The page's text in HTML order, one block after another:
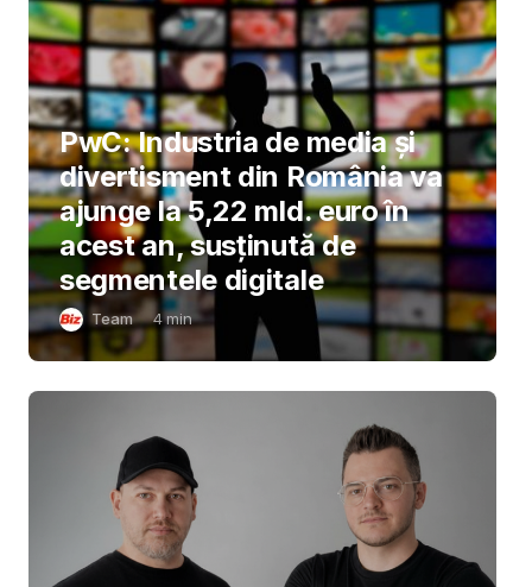
PwC: Industria de media și
divertisment din România va
ajunge la 5,22 mld. euro în
acest an, susținută de
segmentele digitale
Team 4min